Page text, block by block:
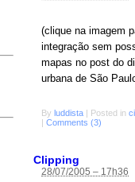
(clique na imagem
integração sem
mapas no post do
urbana de São
By luddista | Posted in
| Comments (3)
Clipping
28/07/2005 – 17h36